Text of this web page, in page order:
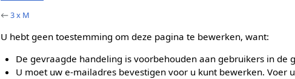
←3 x M
U hebt geen toestemming om deze pagina te bewerken, want:
De gevraagde handeling is voorbehouden aan gebruikers in de
U moet uw e-mailadres bevestigen voor u kunt bewerken. Voer